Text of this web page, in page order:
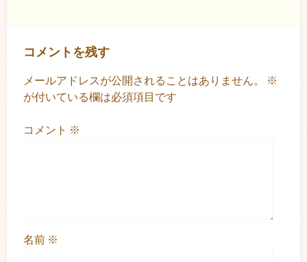
コメントを残す
メールアドレスが公開されることはありません。
※
が付いている欄は必須項目です
コメント ※
名前 ※